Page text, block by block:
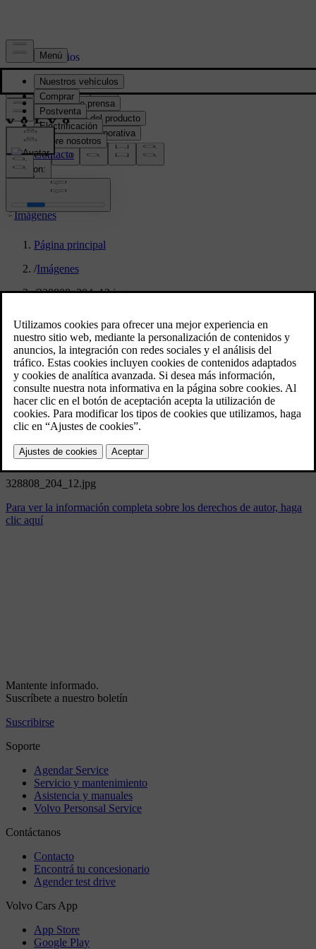
Prensa y Medios
Material de prensa
Información del producto
Información corporativa
Contacto de medios
location:
PY
Imágenes
Página principal
/Imágenes
/328808_204_12.jpg
328808_204_12.jpg
5/22/2024
Marcador
Compartir
Descargar
328808_204_12.jpg
Para ver la información completa sobre los derechos de autor, haga
clic aquí